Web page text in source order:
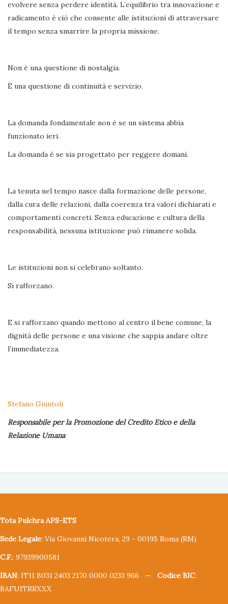
evolvere senza perdere identità. L’equilibrio tra innovazione e
radicamento è ciò che consente alle istituzioni di attraversare
il tempo senza smarrire la propria missione.
Non è una questione di nostalgia.
È una questione di continuità e servizio.
La domanda fondamentale non è se un sistema abbia
funzionato ieri.
La domanda è se sia progettato per reggere domani.
La tenuta nel tempo nasce dalla formazione delle persone,
dalla cura delle relazioni, dalla coerenza tra valori dichiarati e
comportamenti concreti. Senza educazione e cultura della
responsabilità, nessuna istituzione può rimanere solida.
Le istituzioni non si celebrano soltanto.
Si rafforzano.
E si rafforzano quando mettono al centro il bene comune, la
dignità delle persone e una visione che sappia andare oltre
l’immediatezza.
Stefano Giuntoli
Responsabile per la Promozione del Credito Etico e della
Relazione Umana
Tota Pulchra APS-ETS
Sede Legale: Via Giovanni Nicotera, 29 - 00195 Roma (RM)
C.F.: 97939900581
IBAN: IT11 B031 2403 2170 0000 0233 966 — Codice BIC:
BAFUITRRXXX